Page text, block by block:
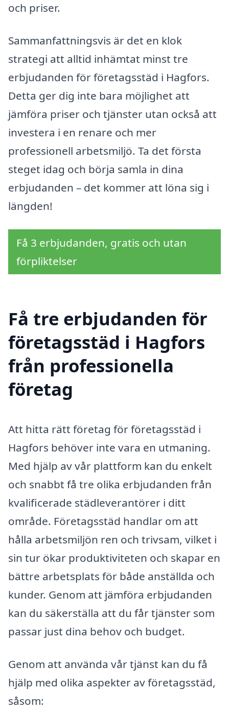
och priser.
Sammanfattningsvis är det en klok
strategi att alltid inhämtat minst tre
erbjudanden för företagsstäd i Hagfors.
Detta ger dig inte bara möjlighet att
jämföra priser och tjänster utan också att
investera i en renare och mer
professionell arbetsmiljö. Ta det första
steget idag och börja samla in dina
erbjudanden – det kommer att löna sig i
längden!
Få 3 erbjudanden, gratis och utan
förpliktelser
Få tre erbjudanden för
företagsstäd i Hagfors
från professionella
företag
Att hitta rätt företag för företagsstäd i
Hagfors behöver inte vara en utmaning.
Med hjälp av vår plattform kan du enkelt
och snabbt få tre olika erbjudanden från
kvalificerade städleverantörer i ditt
område. Företagsstäd handlar om att
hålla arbetsmiljön ren och trivsam, vilket i
sin tur ökar produktiviteten och skapar en
bättre arbetsplats för både anställda och
kunder. Genom att jämföra erbjudanden
kan du säkerställa att du får tjänster som
passar just dina behov och budget.
Genom att använda vår tjänst kan du få
hjälp med olika aspekter av företagsstäd,
såsom: